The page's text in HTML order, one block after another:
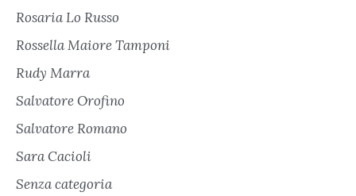
Rosaria Lo Russo
Rossella Maiore Tamponi
Rudy Marra
Salvatore Orofino
Salvatore Romano
Sara Cacioli
Senza categoria